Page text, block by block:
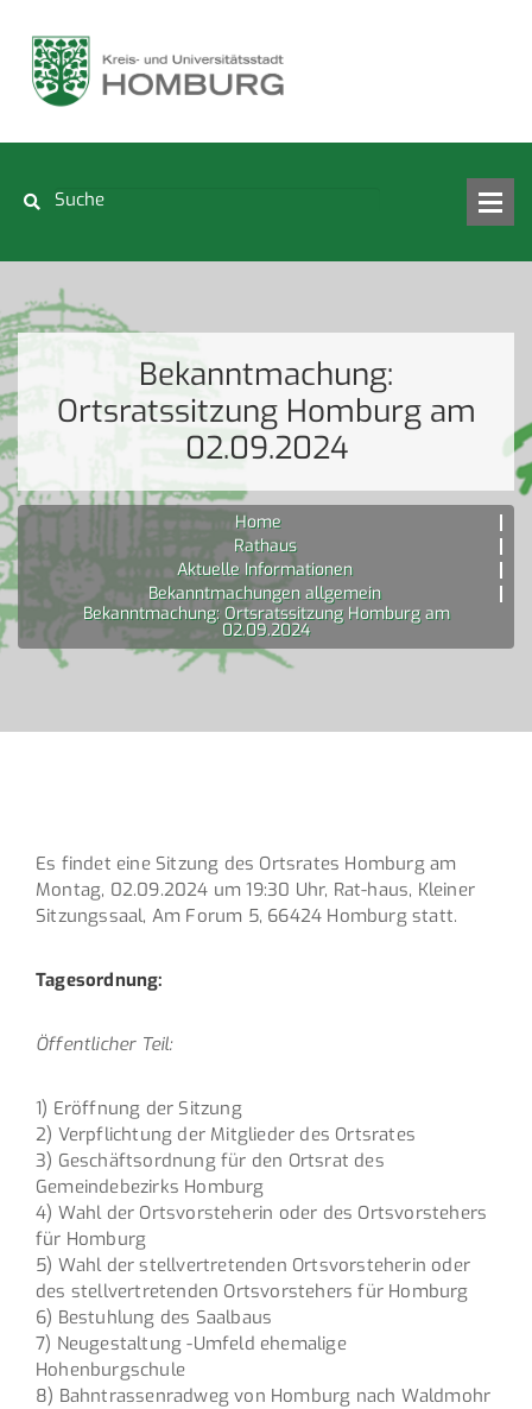
Bekanntmachung:
Ortsratssitzung Homburg am
02.09.2024
Home
Rathaus
Aktuelle Informationen
Bekanntmachungen allgemein
Bekanntmachung: Ortsratssitzung Homburg am
02.09.2024
Es findet eine Sitzung des Ortsrates Homburg am
Montag, 02.09.2024 um 19:30 Uhr, Rat-haus, Kleiner
Sitzungssaal, Am Forum 5, 66424 Homburg statt.
Tagesordnung:
Öffentlicher Teil:
1) Eröffnung der Sitzung
2) Verpflichtung der Mitglieder des Ortsrates
3) Geschäftsordnung für den Ortsrat des
Gemeindebezirks Homburg
4) Wahl der Ortsvorsteherin oder des Ortsvorstehers
für Homburg
5) Wahl der stellvertretenden Ortsvorsteherin oder
des stellvertretenden Ortsvorstehers für Homburg
6) Bestuhlung des Saalbaus
7) Neugestaltung -Umfeld ehemalige
Hohenburgschule
8) Bahntrassenradweg von Homburg nach Waldmohr